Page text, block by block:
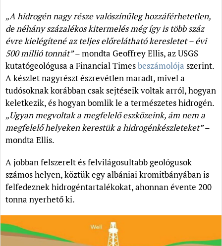
„A hidrogén nagy része valószínűleg hozzáférhetetlen,
de néhány százalékos kitermelés még így is több száz
évre kielégítené az teljes előrelátható keresletet – évi
500 millió tonnát”– mondta Geoffrey Ellis, az USGS
kutatógeológusa a Financial Timesbeszámolója szerint.
A készlet nagyrészt észrevétlen maradt, mivel a
tudósoknak korábban csak sejtéseik voltak arról, hogyan
keletkezik, és hogyan bomlik le a természetes hidrogén.
„Ugyan megvoltak a megfelelő eszközeink, ám nem a
megfelelő helyeken kerestük a hidrogénkészleteket”–
mondta Ellis.
A jobban felszerelt és felvilágosultabb geológusok
számos helyen, köztük egy albániai kromitbányában is
felfedeznek hidrogéntartalékokat, ahonnan évente 200
tonna nyerhető ki.